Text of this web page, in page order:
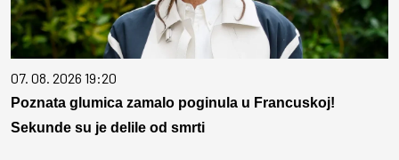
07. 08. 2026 19:20
Poznata glumica zamalo poginula u Francuskoj!
Sekunde su je delile od smrti